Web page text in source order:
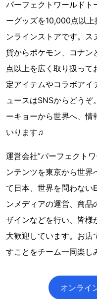
パーフェクトワールドト
ーグッズを10,000点以
ンラインストアです。
貨からポケモン、コナン
点以上を広く取り扱っ
定アイテムやコラボアイ
ュースはSNSからどうぞ
ーキョーから世界へ、情
いります♫
運営会社”パーフェクト
ンテンツを東京から世界
て日本、世界を問わない
ンメディアの運営、商
ザインなどを行い、皆様
大歓迎しています。お店
すことをチーム一同楽し
オンライ